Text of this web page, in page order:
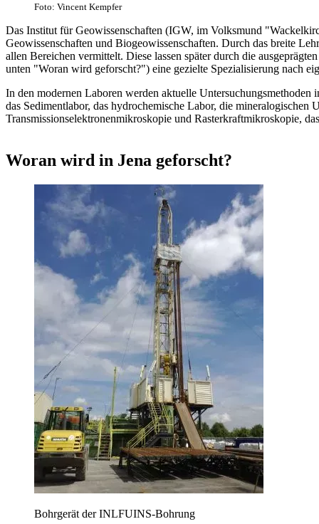
Foto: Vincent Kempfer
Das Institut für Geowissenschaften (IGW, im Volksmund
Geowissenschaften und Biogeowissenschaften. Durch das breite
allen Bereichen vermittelt. Diese lassen später durch die
unten "Woran wird geforscht?") eine gezielte Spezialisierung nach
In den modernen Laboren werden aktuelle
das Sedimentlabor, das hydrochemische Labor, die mineralogischen
Transmissionselektronenmikroskopie und Rasterkraftmikroskopie,
Woran wird in Jena geforscht?
Bohrgerät der INLFUINS-Bohrung